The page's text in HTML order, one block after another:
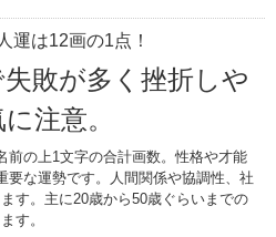
運は12画の1点！
敗が多く挫折しや
注意。
前の上1文字の合計画数。性格や才能
要な運勢です。人間関係や協調性、社
す。主に20歳から50歳ぐらいまでの
す。